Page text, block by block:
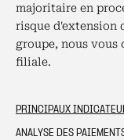
majoritaire en
risque d'extension
groupe, nous
filiale.
PRINCIPAUX
ANALYSE DES